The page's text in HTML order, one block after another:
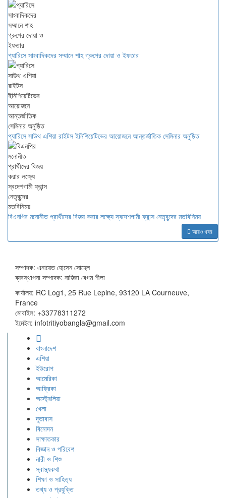
প্যারিসে সাংবাদিকদের সম্মানে শাহ গ্রুপের দোয়া ও ইফতার
প্যারিসে সাউথ এশিয়া রাইটস ইনিশিয়েটিভের আয়োজনে আন্তর্জাতিক সেমিনার অনুষ্ঠিত
বিএনপির মনোনীত প্রার্থীদের বিজয় করার লক্ষ্যে স্বদেশগামী ফ্রান্স নেতৃবৃন্দের মতবিনিময়
আরও খবর
সম্পাদক: এনায়েত হোসেন সোহেল
ব্যবস্থাপনা সম্পাদক: নাজিরা বেগম শীলা
কার্যালয়: RC Log1, 25 Rue Lepine, 93120 LA Courneuve,
France
মোবাইল: +33778311272
ইমেইল: infotritiyobangla@gmail.com
বাংলাদেশ
এশিয়া
ইউরোপ
আমেরিকা
আফ্রিকা
অস্ট্রেলিয়া
খেলা
দূতাবাস
বিনোদন
সাক্ষাতকার
বিজ্ঞান ও পরিবেশ
নারী ও শিশু
স্বাস্থ্যকথা
শিক্ষা ও সাহিত্য
তথ্য ও প্রযুক্তি